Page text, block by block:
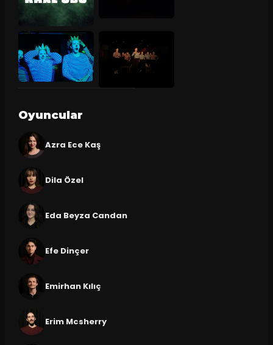
Oyuncular
Azra Ece Kaş
Dila Özel
Eda Beyza Candan
Efe Dinçer
Emirhan Kılıç
Erim Mcsherry